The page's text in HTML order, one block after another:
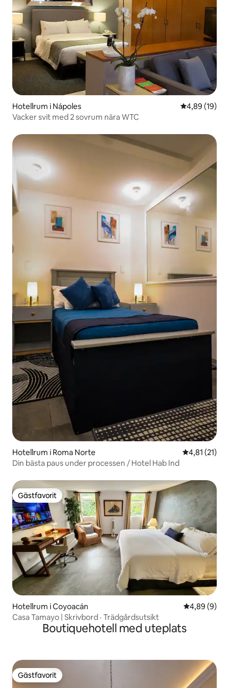
Hotellrum i Nápoles 4,89 av 5 i
4,89 (19)
Vacker svit med 2 sovrum nära WTC
Hotellrum i Roma Norte 4,81 av 5 i
4,81 (21)
Din bästa paus under processen / Hotel Hab Ind
Gästfavorit
Gästfavorit
Hotellrum i Coyoacán 4,89 av 5 i
4,89 (9)
Casa Tamayo | Skrivbord · Trädgårdsutsikt
Boutiquehotell med uteplats
Gästfavorit
Gästfavorit